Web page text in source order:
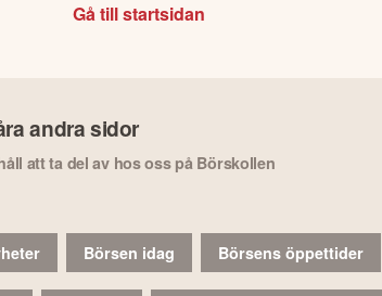
Gå till startsidan
andra sidor
att ta del av hos oss på Börskollen
Börsen idag Börsens öppettider